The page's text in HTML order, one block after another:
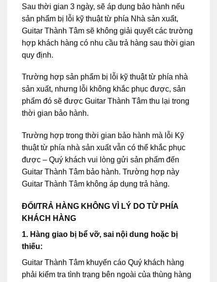
Sau thời gian 3 ngày, sẽ áp dụng bảo hành nếu
sản phẩm bị lỗi kỹ thuật từ phía Nhà sản xuất,
Guitar Thành Tâm sẽ không giải quyết các trường
hợp khách hàng có nhu cầu trả hàng sau thời gian
quy định.
Trường hợp sản phẩm bị lỗi kỹ thuật từ phía nhà
sản xuất, nhưng lỗi không khắc phục được, sản
phẩm đó sẽ được Guitar Thành Tâm thu lại trong
thời gian bảo hành.
Trường hợp trong thời gian bảo hành mà lỗi Kỹ
thuật từ phía nhà sản xuất vẫn có thể khắc phục
được – Quý khách vui lòng gửi sản phẩm đến
Guitar Thành Tâm bảo hành. Trường hợp này
Guitar Thành Tâm không áp dụng trả hàng.
ĐỔI/TRẢ HÀNG KHÔNG VÌ LÝ DO TỪ PHÍA
KHÁCH HÀNG
1. Hàng giao bị bể vỡ, sai nội dung hoặc bị
thiếu:
Guitar Thành Tâm khuyến cáo Quý khách hàng
phải kiểm tra tình trạng bên ngoài của thùng hàng